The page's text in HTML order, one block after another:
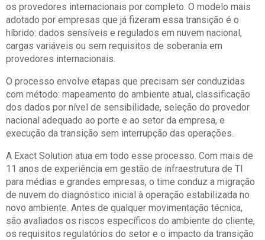
os provedores internacionais por completo. O modelo mais
adotado por empresas que já fizeram essa transição é o
híbrido: dados sensíveis e regulados em nuvem nacional,
cargas variáveis ou sem requisitos de soberania em
provedores internacionais.
O processo envolve etapas que precisam ser conduzidas
com método: mapeamento do ambiente atual, classificação
dos dados por nível de sensibilidade, seleção do provedor
nacional adequado ao porte e ao setor da empresa, e
execução da transição sem interrupção das operações.
A Exact Solution atua em todo esse processo. Com mais de
11 anos de experiência em gestão de infraestrutura de TI
para médias e grandes empresas, o time conduz a migração
de nuvem do diagnóstico inicial à operação estabilizada no
novo ambiente. Antes de qualquer movimentação técnica,
são avaliados os riscos específicos do ambiente do cliente,
os requisitos regulatórios do setor e o impacto da transição